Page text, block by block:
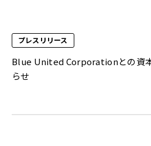
プレスリリース
Blue United Corporationとの資
らせ